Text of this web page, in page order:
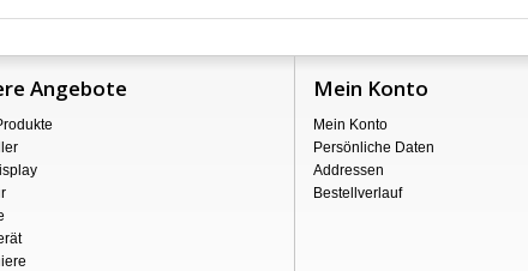
Angebote Mein Konto
Mein Konto
Persönliche Daten
Addressen
Bestellverlauf